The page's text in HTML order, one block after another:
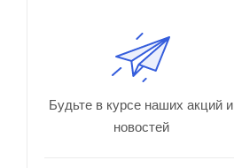
Будьте в курсе наших акций и
новостей